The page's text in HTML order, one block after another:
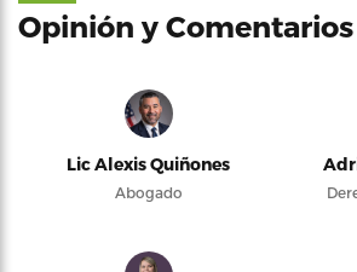
Opinión y Comentarios
Lic Alexis Quiñones
Abogado